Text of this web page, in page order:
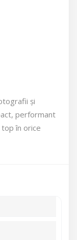
și
performant
în orice